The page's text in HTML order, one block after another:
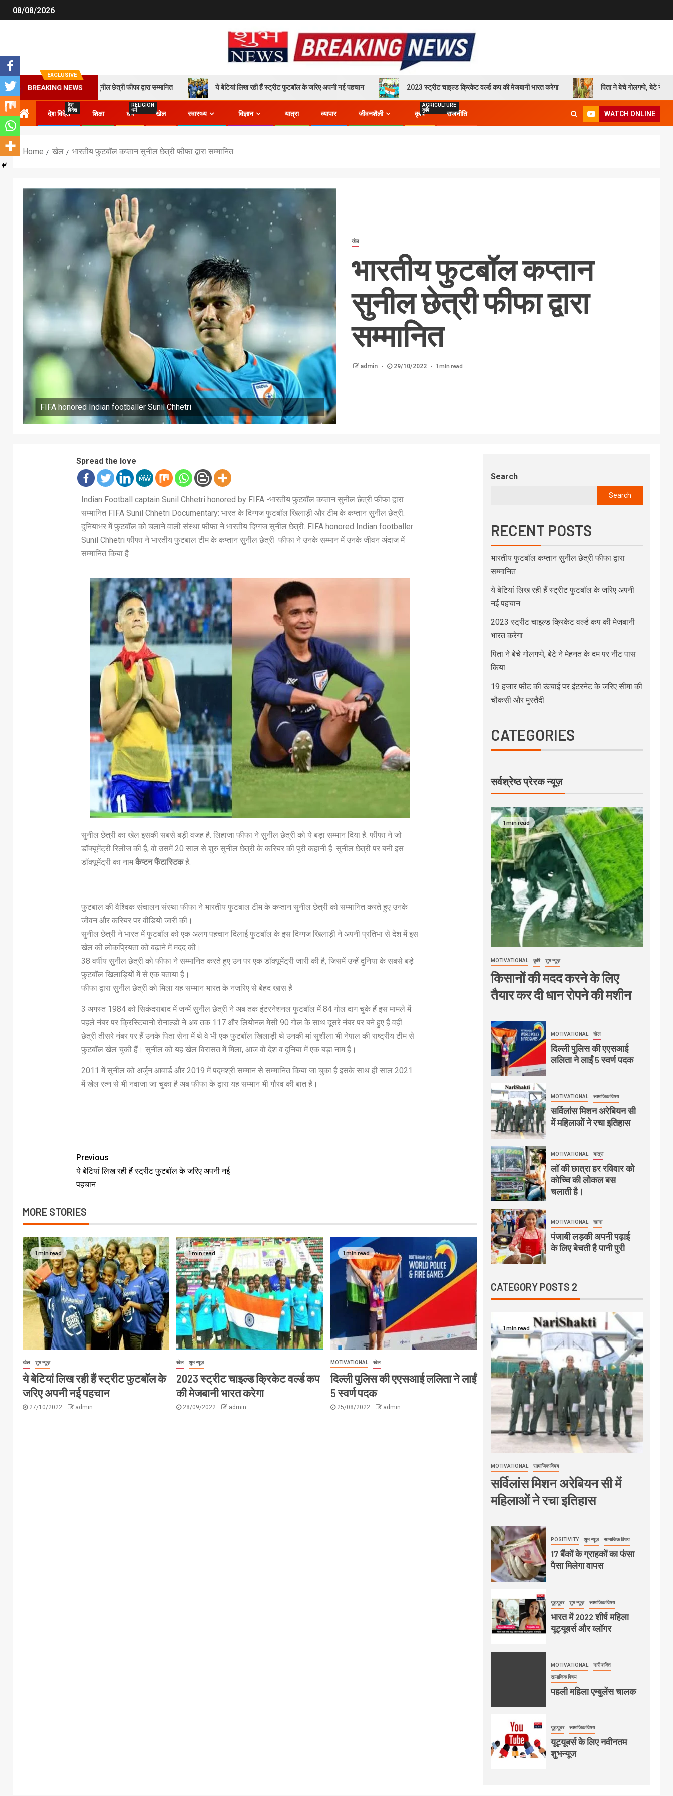
08/08/2026
EXCLUSIVE
BREAKING NEWS
भारतीय फुटबॉल कप्तान सुनील छेत्री फीफा द्वारा सम्मानित ये बेटियां लिख रही हैं स्ट्रीट फुटबॉल के जरिए अपनी नई पहचान 2023 स्ट्रीट चाइल्ड क्रिकेट वर्ल्ड कप की मेजबानी भारत करेगा पिता ने बेचे गोलगप्पे, बेटे ने मेहनत के दम
देश विदेश
देश
विदेश
शिक्षा धर्म
RELIGION
धर्म
खेल स्वास्थ्य विज्ञान यात्रा व्यापार जीवनशैली कृषि
AGRICULTURE
कृषि
राजनीति WATCH ONLINE
Home खेल भारतीय फुटबॉल कप्तान सुनील छेत्री फीफा द्वारा सम्मानित
FIFA honored Indian footballer Sunil Chhetri
खेल
भारतीय फुटबॉल कप्तान
सुनील छेत्री फीफा द्वारा
सम्मानित
admin 29/10/2022 1 min read
Spread the love
Indian Football captain Sunil Chhetri honored by FIFA -भारतीय फुटबॉल कप्तान सुनील छेत्री फीफा द्वारा
सम्मानित FIFA Sunil Chhetri Documentary: भारत के दिग्गज फुटबॉल खिलाड़ी और टीम के कप्तान सुनील छेत्री.
दुनियाभर में फुटबॉल को चलाने वाली संस्था फीफा ने भारतीय दिग्गज सुनील छेत्री. FIFA honored Indian footballer
Sunil Chhetri फीफा ने भारतीय फुटबाल टीम के कप्तान सुनील छेत्री फीफा ने उनके सम्मान में उनके जीवन अंदाज में
सम्मानित किया है
सुनील छेत्री का खेल इसकी सबसे बड़ी वजह है. लिहाजा फीफा ने सुनील छेत्री को ये बड़ा सम्मान दिया है. फीफा ने जो
डॉक्यूमेंट्री रिलीज की है, वो उसमें 20 साल से शुरु सुनील छेत्री के करियर की पूरी कहानी है. सुनील छेत्री पर बनी इस
डॉक्यूमेंट्री का नामकैप्टन फैंटास्टिकहै.
फुटबाल की वैश्विक संचालन संस्था फीफा ने भारतीय फुटबाल टीम के कप्तान सुनील छेत्री को सम्मानित करते हुए उनके
जीवन और करियर पर वीडियो जारी की।
सुनील छेत्री ने भारत में फुटबॉल को एक अलग पहचान दिलाई फुटबॉल के इस दिग्गज खिलाड़ी ने अपनी प्रतिभा से देश में इस
खेल की लोकप्रियता को बढ़ाने में मदद की।
38 वर्षीय सुनील छेत्री को फीफा ने सम्मानित करते हुए उन पर एक डॉक्यूमेंट्री जारी की है, जिसमें उन्हें दुनिया के सबसे बड़े
फुटबॉल खिलाड़ियों में से एक बताया है।
फीफा द्वारा सुनील छेत्री को मिला यह सम्मान भारत के नजरिए से बेहद खास है
3 अगस्त 1984 को सिकंदराबाद में जन्में सुनील छेत्री ने अब तक इंटरनेशनल फुटबॉल में 84 गोल दाग चुके हैं इस मामले में
पहले नंबर पर क्रिस्टियानो रोनाल्डो ने अब तक 117 और लियोनल मेसी 90 गोल के साथ दूसरे नंबर पर बने हुए हैं वहीं
छेत्री तीसरे नंबर पर हैं उनके पिता सेना में थे वे भी एक फुटबॉल खिलाड़ी थे उनकी मां सुशीला भी नेपाल की राष्ट्रीय टीम से
फुटबॉल खेल चुकी हैं। सुनील को यह खेल विरासत में मिला, आज वो देश व दुनिया में एक बड़ा नाम हैं।
2011 में सुनील को अर्जुन आवार्ड और 2019 में पद्मश्री सम्मान से सम्मानित किया जा चुका है इसके साथ ही साल 2021
में खेल रत्न से भी नवाजा जा चुका है अब फीफा के द्वारा यह सम्मान भी गौरव की बात है।
Previous
ये बेटियां लिख रही हैं स्ट्रीट फुटबॉल के जरिए अपनी नई
पहचान
MORE STORIES
1 min read
खेल शुभ न्यूज़
ये बेटियां लिख रही हैं स्ट्रीट फुटबॉल के
जरिए अपनी नई पहचान
27/10/2022 admin
1 min read
खेल शुभ न्यूज़
2023 स्ट्रीट चाइल्ड क्रिकेट वर्ल्ड कप
की मेजबानी भारत करेगा
28/09/2022 admin
1 min read
MOTIVATIONAL खेल
दिल्ली पुलिस की एएसआई ललिता ने लाईं
5 स्वर्ण पदक
25/08/2022 admin
Search
Search
RECENT POSTS
भारतीय फुटबॉल कप्तान सुनील छेत्री फीफा द्वारा
सम्मानित
ये बेटियां लिख रही हैं स्ट्रीट फुटबॉल के जरिए अपनी
नई पहचान
2023 स्ट्रीट चाइल्ड क्रिकेट वर्ल्ड कप की मेजबानी
भारत करेगा
पिता ने बेचे गोलगप्पे, बेटे ने मेहनत के दम पर नीट पास
किया
19 हजार फीट की ऊंचाई पर इंटरनेट के जरिए सीमा की
चौकसी और मुस्तैदी
CATEGORIES
सर्वश्रेष्ठ प्रेरक न्यूज़
1 min read
MOTIVATIONAL कृषि शुभ न्यूज़
किसानों की मदद करने के लिए
तैयार कर दी धान रोपने की मशीन
MOTIVATIONAL खेल
दिल्ली पुलिस की एएसआई
ललिता ने लाईं 5 स्वर्ण पदक
MOTIVATIONAL सामाजिक विषय
सर्विलांस मिशन अरेबियन सी
में महिलाओं ने रचा इतिहास
MOTIVATIONAL यात्रा
लॉ की छात्रा हर रविवार को
कोच्चि की लोकल बस
चलाती है।
MOTIVATIONAL खाना
पंजाबी लड़की अपनी पढ़ाई
के लिए बेचती है पानी पुरी
CATEGORY POSTS 2
1 min read
MOTIVATIONAL सामाजिक विषय
सर्विलांस मिशन अरेबियन सी में
महिलाओं ने रचा इतिहास
POSITIVITY शुभ न्यूज़ सामाजिक विषय
17 बैंकों के ग्राहकों का फंसा
पैसा मिलेगा वापस
यूट्यूबर शुभ न्यूज़ सामाजिक विषय
भारत में 2022 शीर्ष महिला
यूट्यूबर्स और व्लॉगर
MOTIVATIONAL नारी शक्ति
सामाजिक विषय
पहली महिला एम्बुलेंस चालक
यूट्यूबर सामाजिक विषय
यूट्यूबर्स के लिए नवीनतम
शुभन्यूज